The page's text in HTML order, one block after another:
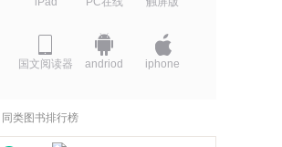
国文阅读器 andriod iphone
同类图书排行榜